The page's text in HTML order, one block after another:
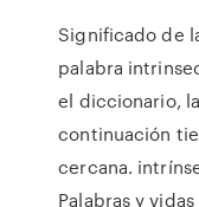
Significado de
palabra
el diccionario,
continuación
cercana.
Palabras y